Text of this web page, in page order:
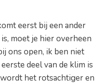
eerst bij een ander
moet je hier overheen
ons open, ik ben niet
deel van de klim is
het rotsachtiger en